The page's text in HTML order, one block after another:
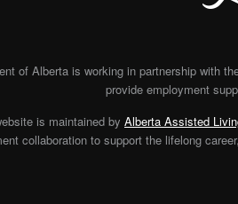
of Alberta is working in partnership with
provide employment
is maintained by Alberta Assisted
collaboration to support the lifelong